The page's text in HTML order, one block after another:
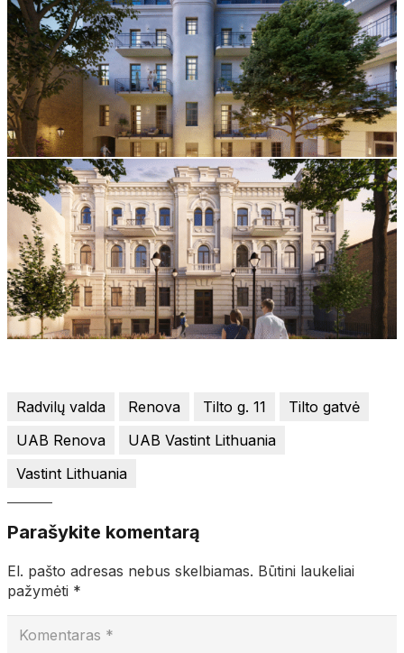
Radvilų valda Renova Tilto g. 11
Tilto gatvė
UAB Renova
UAB Vastint Lithuania
Vastint Lithuania
Parašykite komentarą
El. pašto adresas nebus skelbiamas. Būtini laukeliai
pažymėti *